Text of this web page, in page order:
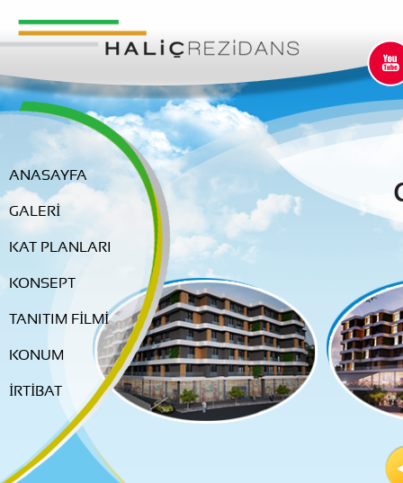
ANASAYFA
GALERİ
KAT PLANLARI
KONSEPT
TANITIM FİLMİ
KONUM
İRTİBAT